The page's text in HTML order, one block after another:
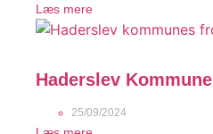
Læs mere
Haderslev Kommune
25/09/2024